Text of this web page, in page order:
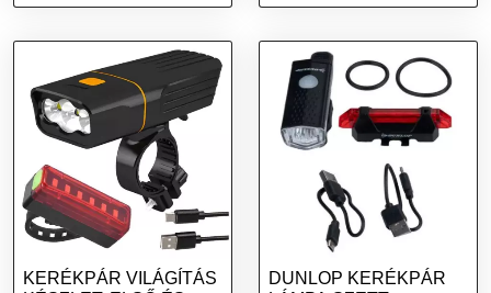
kerékpár LED lámpa szett,
hátsó lámpa szett
KERÉKPÁR VILÁGÍTÁS
DUNLOP KERÉKPÁR